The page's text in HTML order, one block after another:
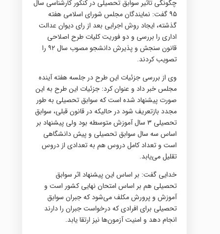
چگونگی تاثیر سوابق تحصیلی در کنکور کارشناسی سال
۹۵ گفت: نمایندگان مجلس شورای اسلامی هفته
گذشته، ایجاد روش اجرایی بعد از رای دیوان عدالت
اداری را بررسی و دو فوریت کلیات طرح اصلاحی
قانون سنجش و پذیرش دانشجو مصوب سال ۹۲ را
تصویب کردند.
وی از بررسی جزئیات این طرح در جلسه هفته آینده
مجلس خبر داد و عنوان کرد: جزئیات این طرح به این
صورت پیشنهاد شده است که سوابق تحصیلی به طور
مجدد بازتعریف شود در حالیکه در قانون قبلی، سوابق
تحصیلی ۳ سال آموزش متوسطه بود ولی پیشنهاد بر
اساس سه سال سوابق تحصیلی و پیش دانشگاهی
است و تعداد کامل دروس هم به تعدادی از دروس
تقلیل می‌یابد.
خدایی گفت: بر اساس این پیشنهاد اثر سوابق
تحصیلی هم بر اساس امتحان نهایی کشور است و
آموزش و پرورش مکلف می‌شود که جبران سوابق
تحصیلی برای افرادی که درخواست جبران را دارند
انجام دهد و امنیت آزمون‌ها نیز ارتقا یابد.